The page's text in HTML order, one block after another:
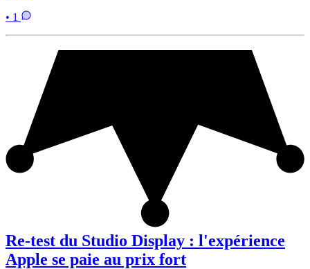
• 1
Re-test du Studio Display : l'expérience
Apple se paie au prix fort